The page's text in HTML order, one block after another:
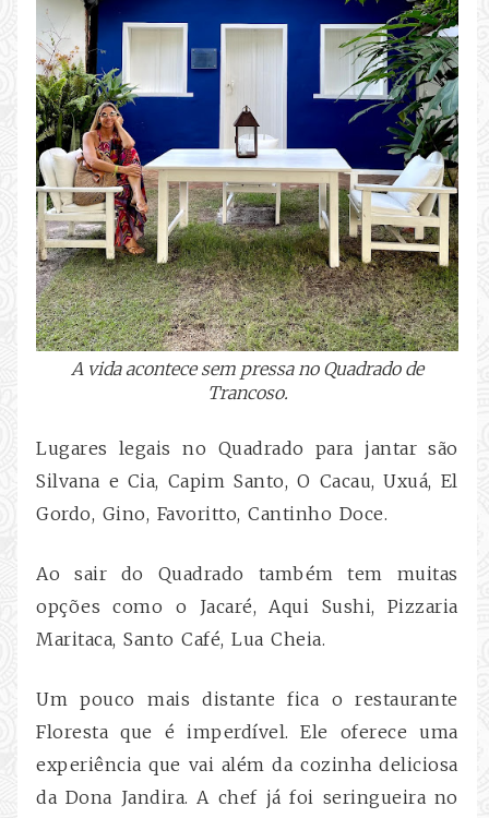
A vida acontece sem pressa no Quadrado de
Trancoso.
Lugares legais no Quadrado para jantar são
Silvana e Cia, Capim Santo, O Cacau, Uxuá, El
Gordo, Gino, Favoritto, Cantinho Doce.
Ao sair do Quadrado também tem muitas
opções como o Jacaré, Aqui Sushi, Pizzaria
Maritaca, Santo Café, Lua Cheia.
Um pouco mais distante fica o restaurante
Floresta que é imperdível. Ele oferece uma
experiência que vai além da cozinha deliciosa
da Dona Jandira. A chef já foi seringueira no